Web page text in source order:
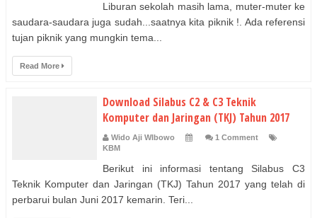
Liburan sekolah masih lama, muter-muter ke
saudara-saudara juga sudah...saatnya kita piknik !. Ada referensi
tujan piknik yang mungkin tema...
Read More
Download Silabus C2 & C3 Teknik
Komputer dan Jaringan (TKJ) Tahun 2017
Wido Aji WIbowo
1 Comment
KBM
Berikut ini informasi tentang Silabus C3
Teknik Komputer dan Jaringan (TKJ) Tahun 2017 yang telah di
perbarui bulan Juni 2017 kemarin. Teri...